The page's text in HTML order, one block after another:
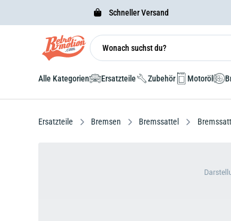
Schneller Versand
Alle Kategorien Ersatzteile Zubehör Motoröl
Ersatzteile Bremsen Bremssattel